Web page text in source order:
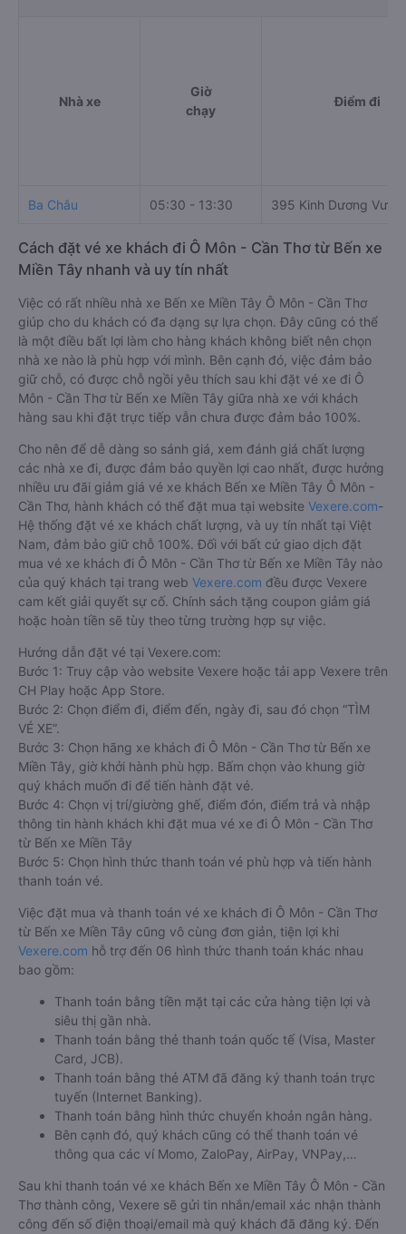
Nhà xe
Giờ
chạy
Điểm đi
Ba Châu 05:30 - 13:30 395 Kinh Dương
Cách đặt vé xe khách đi Ô Môn - Cần Thơ từ Bến xe
Miền Tây nhanh và uy tín nhất
Việc có rất nhiều nhà xe Bến xe Miền Tây Ô Môn - Cần Thơ
giúp cho du khách có đa dạng sự lựa chọn. Đây cũng có thể
là một điều bất lợi làm cho hàng khách không biết nên chọn
nhà xe nào là phù hợp với mình. Bên cạnh đó, việc đảm bảo
giữ chỗ, có được chỗ ngồi yêu thích sau khi đặt vé xe đi Ô
Môn - Cần Thơ từ Bến xe Miền Tây giữa nhà xe với khách
hàng sau khi đặt trực tiếp vẫn chưa được đảm bảo 100%.
Cho nên để dễ dàng so sánh giá, xem đánh giá chất lượng
các nhà xe đi, được đảm bảo quyền lợi cao nhất, được hưởng
nhiều ưu đãi giảm giá vé xe khách Bến xe Miền Tây Ô Môn -
Cần Thơ, hành khách có thể đặt mua tại website Vexere.com-
Hệ thống đặt vé xe khách chất lượng, và uy tín nhất tại Việt
Nam, đảm bảo giữ chỗ 100%. Đối với bất cứ giao dịch đặt
mua vé xe khách đi Ô Môn - Cần Thơ từ Bến xe Miền Tây nào
của quý khách tại trang web Vexere.com đều được Vexere
cam kết giải quyết sự cố. Chính sách tặng coupon giảm giá
hoặc hoàn tiền sẽ tùy theo từng trường hợp sự việc.
Hướng dẫn đặt vé tại Vexere.com:
Bước 1: Truy cập vào website Vexere hoặc tải app Vexere trên
CH Play hoặc App Store.
Bước 2: Chọn điểm đi, điểm đến, ngày đi, sau đó chọn “TÌM
VÉ XE”.
Bước 3: Chọn hãng xe khách đi Ô Môn - Cần Thơ từ Bến xe
Miền Tây, giờ khởi hành phù hợp. Bấm chọn vào khung giờ
quý khách muốn đi để tiến hành đặt vé.
Bước 4: Chọn vị trí/giường ghế, điểm đón, điểm trả và nhập
thông tin hành khách khi đặt mua vé xe đi Ô Môn - Cần Thơ
từ Bến xe Miền Tây
Bước 5: Chọn hình thức thanh toán vé phù hợp và tiến hành
thanh toán vé.
Việc đặt mua và thanh toán vé xe khách đi Ô Môn - Cần Thơ
từ Bến xe Miền Tây cũng vô cùng đơn giản, tiện lợi khi
Vexere.com hỗ trợ đến 06 hình thức thanh toán khác nhau
bao gồm:
Thanh toán bằng tiền mặt tại các cửa hàng tiện lợi và
siêu thị gần nhà.
Thanh toán bằng thẻ thanh toán quốc tế (Visa, Master
Card, JCB).
Thanh toán bằng thẻ ATM đã đăng ký thanh toán trực
tuyến (Internet Banking).
Thanh toán bằng hình thức chuyển khoản ngân hàng.
Bên cạnh đó, quý khách cũng có thể thanh toán vé
thông qua các ví Momo, ZaloPay, AirPay, VNPay,…
Sau khi thanh toán vé xe khách Bến xe Miền Tây Ô Môn - Cần
Thơ thành công, Vexere sẽ gửi tin nhắn/email xác nhận thành
công đến số điện thoại/email mà quý khách đã đăng ký. Đến